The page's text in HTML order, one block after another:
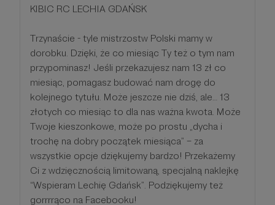
KIBIC RC LECHIA GDAŃSK
Trzynaście - tyle mistrzostw Polski mamy w
dorobku. Dzięki, że co miesiąc Ty też o tym nam
przypominasz! Jeśli przekazujesz nam 13 zł co
miesiąc, pomagasz budować nam drogę do
kolejnego tytułu. Może jeszcze nie dziś, ale… 13
złotych co miesiąc to dla nas ważna kwota. Może
Twoje kieszonkowe, może po prostu „dycha i
trochę na dobry początek miesiąca” – za
wszystkie opcje dziękujemy bardzo! Przekażemy
Ci z wdzięcznością limitowaną, specjalną naklejkę
“Wspieram Lechię Gdańsk”. Podziękujemy też
gorrrrąco na Facebooku!